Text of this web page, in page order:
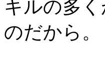
キルの多
のだから。